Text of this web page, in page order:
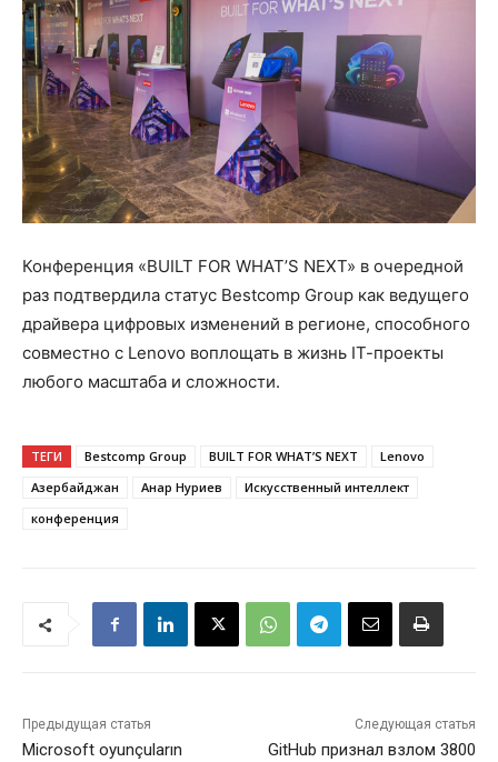
Конференция «BUILT FOR WHAT’S NEXT» в очередной
раз подтвердила статус Bestcomp Group как ведущего
драйвера цифровых изменений в регионе, способного
совместно с Lenovo воплощать в жизнь IТ-проекты
любого масштаба и сложности.
ТЕГИ Bestcomp Group BUILT FOR WHAT’S NEXT
Lenovo
Азербайджан
Анар Нуриев
Искусственный интеллект
конференция
Предыдущая статья
Microsoft oyunçuların
Следующая статья
GitHub признал взлом 3800